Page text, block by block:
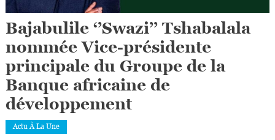
Bajabulile ‘’Swazi’’ Tshabalala
nommée Vice-présidente
principale du Groupe de la
Banque africaine de
développement
Actu À La Une